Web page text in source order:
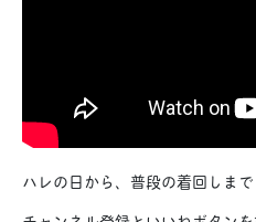
ハレの日から、普段の着回しまで